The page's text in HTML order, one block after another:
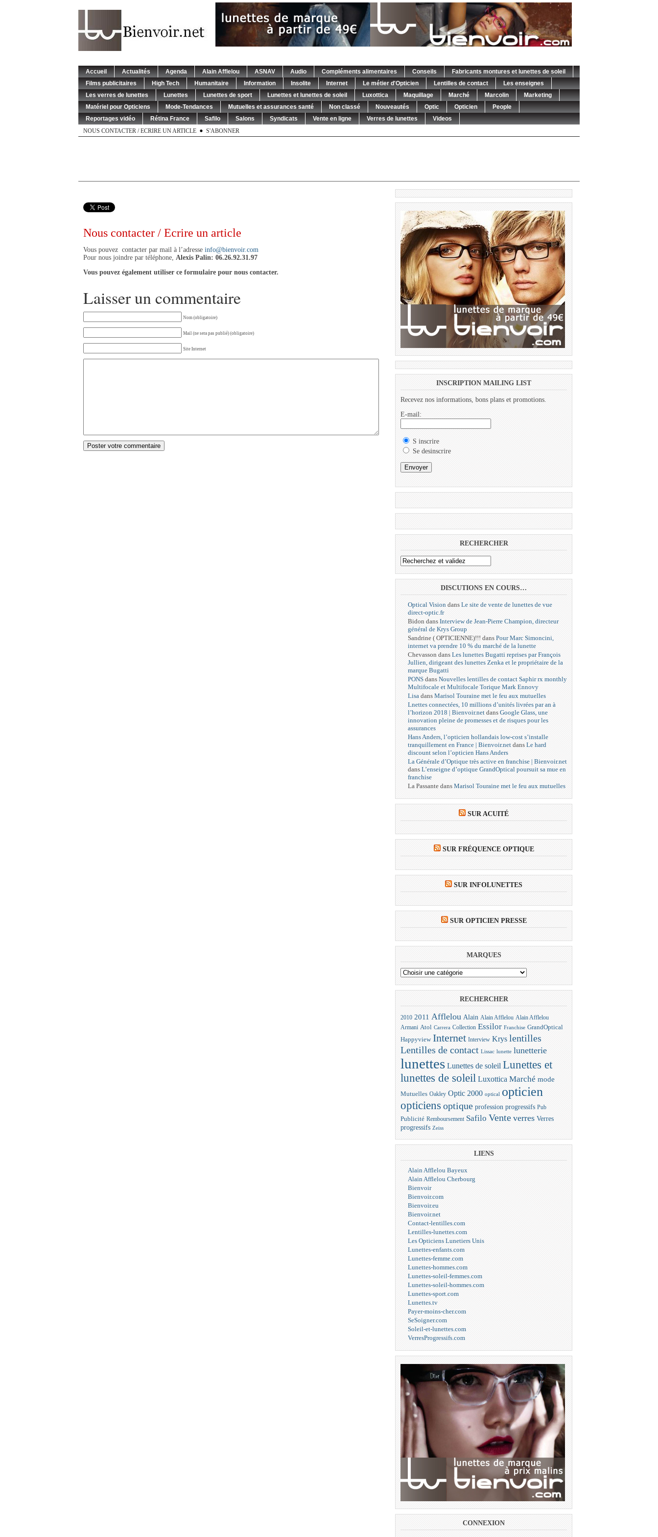
Accueil Actualités Agenda Alain Afflelou ASNAV Audio Compléments alimentaires Conseils
Fabricants montures et lunettes de soleil
Films publicitaires
High Tech Humanitaire Information Insolite Internet Le métier d'Opticien Lentilles de contact
Les enseignes
Les verres de lunettes
Lunettes Lunettes de sport Lunettes et lunettes de soleil Luxottica Maquillage Marché Marcolin
Marketing
Matériel pour Opticiens
Mode-Tendances Mutuelles et assurances santé Non classé Nouveautés Optic Opticien
People
Reportages vidéo
Rétina France Safilo Salons Syndicats Vente en ligne Verres de lunettes
Videos
NOUS CONTACTER / ECRIRE UN ARTICLE
S'ABONNER
Nous contacter / Ecrire un article
Vous pouvez contacter par mail à l’adresse info@bienvoir.com
Pour nous joindre par téléphone, Alexis Palin: 06.26.92.31.97
Vous pouvez également utiliser ce formulaire pour nous contacter.
Laisser un commentaire
Nom (obligatoire)
Mail (ne sera pas publié) (obligatoire)
Site Internet
INSCRIPTION MAILING LIST
Recevez nos informations, bons plans et promotions.
E-mail:
S inscrire
Se desinscrire
RECHERCHER
DISCUTIONS EN COURS…
Optical Vision dans Le site de vente de lunettes de vue
direct-optic.fr
Bidon dans Interview de Jean-Pierre Champion, directeur
général de Krys Group
Sandrine ( OPTICIENNE)!!! dans Pour Marc Simoncini,
internet va prendre 10 % du marché de la lunette
Chevasson dans Les lunettes Bugatti reprises par François
Jullien, dirigeant des lunettes Zenka et le propriétaire de la
marque Bugatti
PONS dans Nouvelles lentilles de contact Saphir rx monthly
Multifocale et Multifocale Torique Mark Ennovy
Lisa dans Marisol Touraine met le feu aux mutuelles
Lnettes connectées, 10 millions d’unités livrées par an à
l’horizon 2018 | Bienvoir.net dans Google Glass, une
innovation pleine de promesses et de risques pour les
assurances
Hans Anders, l’opticien hollandais low-cost s’installe
tranquillement en France | Bienvoir.net dans Le hard
discount selon l’opticien Hans Anders
La Générale d’Optique très active en franchise | Bienvoir.net
dans L’enseigne d’optique GrandOptical poursuit sa mue en
franchise
La Passante dans Marisol Touraine met le feu aux mutuelles
SUR ACUITÉ
SUR FRÉQUENCE OPTIQUE
SUR INFOLUNETTES
SUR OPTICIEN PRESSE
MARQUES
RECHERCHER
2010 2011 Afflelou Alain Alain Afflelou Alain Afflelou
Armani Atol Carrera Collection Essilor Franchise GrandOptical
Happyview Internet Interview Krys lentilles
Lentilles de contact Lissac lunette lunetterie
lunettes Lunettes de soleil Lunettes et
lunettes de soleil Luxottica Marché mode
Mutuelles Oakley Optic 2000 optical opticien
opticiensoptique profession progressifs Pub
Publicité Remboursement Safilo Vente verres Verres
progressifs Zeiss
LIENS
Alain Afflelou Bayeux
Alain Afflelou Cherbourg
Bienvoir
Bienvoir.com
Bienvoir.eu
Bienvoir.net
Contact-lentilles.com
Lentilles-lunettes.com
Les Opticiens Lunetiers Unis
Lunettes-enfants.com
Lunettes-femme.com
Lunettes-hommes.com
Lunettes-soleil-femmes.com
Lunettes-soleil-hommes.com
Lunettes-sport.com
Lunettes.tv
Payer-moins-cher.com
SeSoigner.com
Soleil-et-lunettes.com
VerresProgressifs.com
CONNEXION